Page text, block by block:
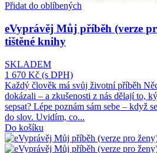
Přidat do oblíbených
eVyprávěj Můj příběh (verze
tištěné knihy
SKLADEM
1 670 Kč (s DPH)
Každý člověk má svůj životní příběh
dokázali – a zkušenosti z nás dělají to,
sepsat? Lépe poznám sám sebe – když
do slov. Uvidím, co...
Do košíku